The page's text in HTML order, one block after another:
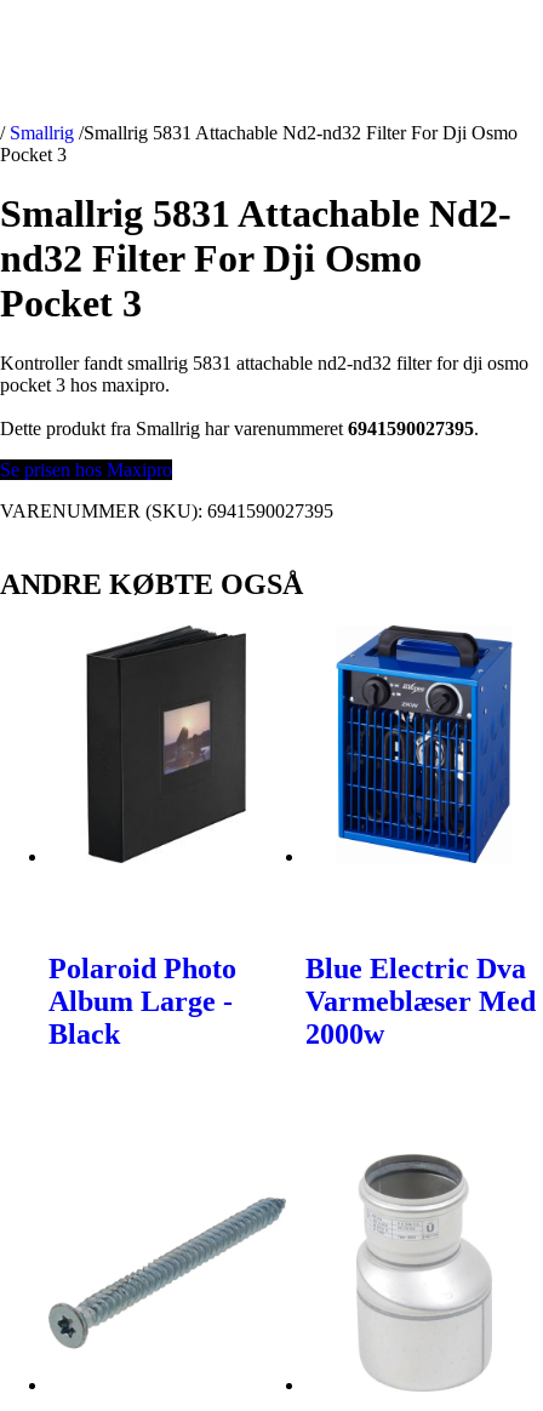
/ Smallrig /Smallrig 5831 Attachable Nd2-nd32 Filter For Dji Osmo
Pocket 3
Smallrig 5831 Attachable Nd2-
nd32 Filter For Dji Osmo
Pocket 3
Kontroller fandt smallrig 5831 attachable nd2-nd32 filter for dji osmo
pocket 3 hos maxipro.
Dette produkt fra Smallrig har varenummeret 6941590027395.
Se prisen hos Maxipro
VARENUMMER (SKU): 6941590027395
ANDRE KØBTE OGSÅ
Polaroid Photo
Album Large -
Black
Blue Electric Dva
Varmeblæser Med
2000w